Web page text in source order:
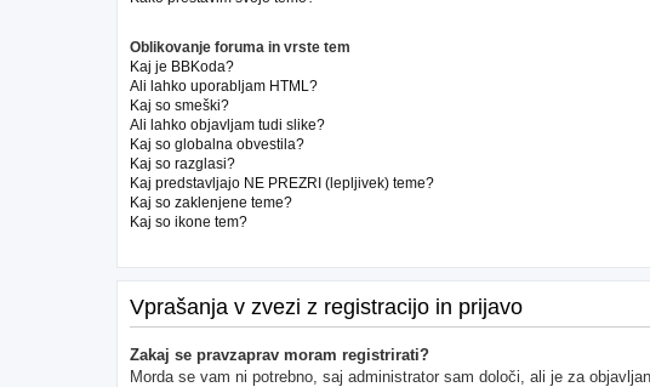
Oblikovanje foruma in vrste tem
Kaj je BBKoda?
Ali lahko uporabljam HTML?
Kaj so smeški?
Ali lahko objavljam tudi slike?
Kaj so globalna obvestila?
Kaj so razglasi?
Kaj predstavljajo NE PREZRI (lepljivek) teme?
Kaj so zaklenjene teme?
Kaj so ikone tem?
Vprašanja v zvezi z registracijo in prijavo
Zakaj se pravzaprav moram registrirati?
Morda se vam ni potrebno, saj administrator sam določi, ali je za